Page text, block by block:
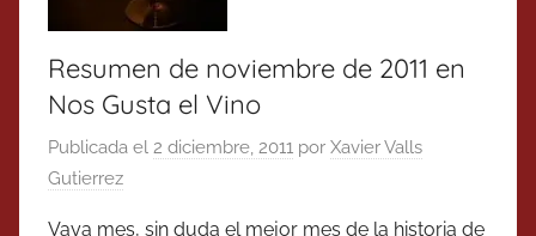
Resumen de noviembre de 2011 en
Nos Gusta el Vino
Publicada el 2 diciembre, 2011 por Xavier Valls
Gutierrez
Vaya mes, sin duda el mejor mes de la historia de